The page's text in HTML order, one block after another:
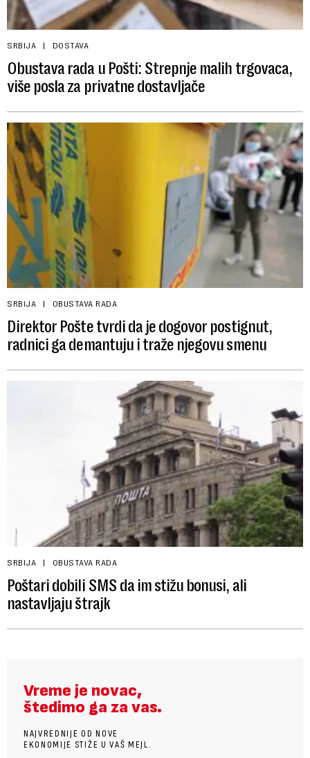
SRBIJA DOSTAVA
Obustava rada u Pošti: Strepnje malih trgovaca,
više posla za privatne dostavljače
SRBIJA OBUSTAVA RADA
Direktor Pošte tvrdi da je dogovor postignut,
radnici ga demantuju i traže njegovu smenu
SRBIJA OBUSTAVA RADA
Poštari dobili SMS da im stižu bonusi, ali
nastavljaju štrajk
Vreme je novac,
štedimo ga za vas.
NAJVREDNIJE OD NOVE
EKONOMIJE STIŽE U VAŠ MEJL.